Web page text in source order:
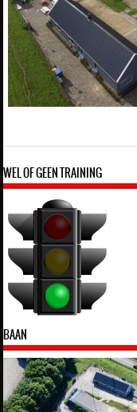
WEL OF GEEN TRAINING
BAAN